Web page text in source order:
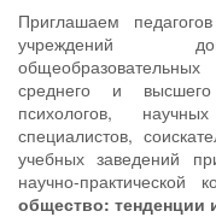
Приглашаем
учреждений
среднего и высшего
психологов,
специалистов,
учебных заведений
научно-практической
общество: тенденции